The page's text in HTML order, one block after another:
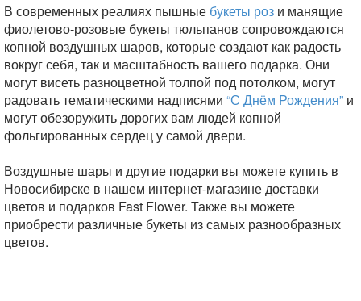
В современных реалиях пышные букеты роз и манящие
фиолетово-розовые букеты тюльпанов сопровождаются
копной воздушных шаров, которые создают как радость
вокруг себя, так и масштабность вашего подарка. Они
могут висеть разноцветной толпой под потолком, могут
радовать тематическими надписями “С Днём Рождения” и
могут обезоружить дорогих вам людей копной
фольгированных сердец у самой двери.
Воздушные шары и другие подарки вы можете купить в
Новосибирске в нашем интернет-магазине доставки
цветов и подарков Fast Flower. Также вы можете
приобрести различные букеты из самых разнообразных
цветов.